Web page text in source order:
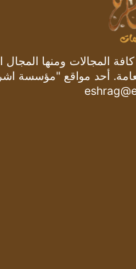
المجالات ومنها المجال
أحد مواقع "مؤسسة